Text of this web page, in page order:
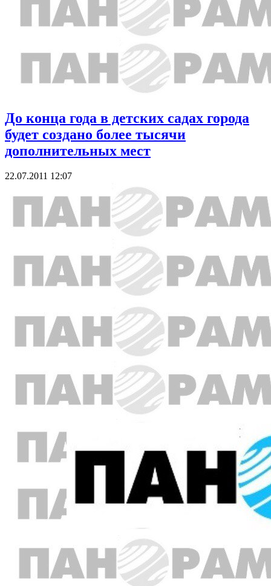
До конца года в детских садах города
будет создано более тысячи
дополнительных мест
22.07.2011 12:07